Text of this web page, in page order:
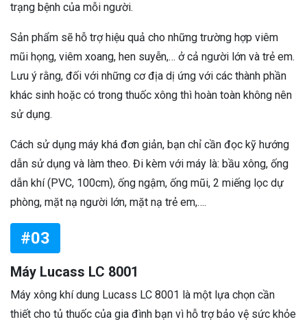
trạng bệnh của mỗi người.
Sản phẩm sẽ hỗ trợ hiệu quả cho những trường hợp viêm
mũi họng, viêm xoang, hen suyễn,… ở cả người lớn và trẻ em.
Lưu ý rằng, đối với những cơ địa dị ứng với các thành phần
khác sinh hoặc có trong thuốc xông thì hoàn toàn không nên
sử dụng.
Cách sử dụng máy khá đơn giản, bạn chỉ cần đọc kỹ hướng
dẫn sử dụng và làm theo. Đi kèm với máy là: bầu xông, ống
dẫn khí (PVC, 100cm), ống ngậm, ống mũi, 2 miếng lọc dự
phòng, mặt nạ người lớn, mặt nạ trẻ em,….
#03
Máy Lucass LC 8001
Máy xông khí dung Lucass LC 8001 là một lựa chọn cần
thiết cho tủ thuốc của gia đình bạn vì hỗ trợ bảo vệ sức khỏe